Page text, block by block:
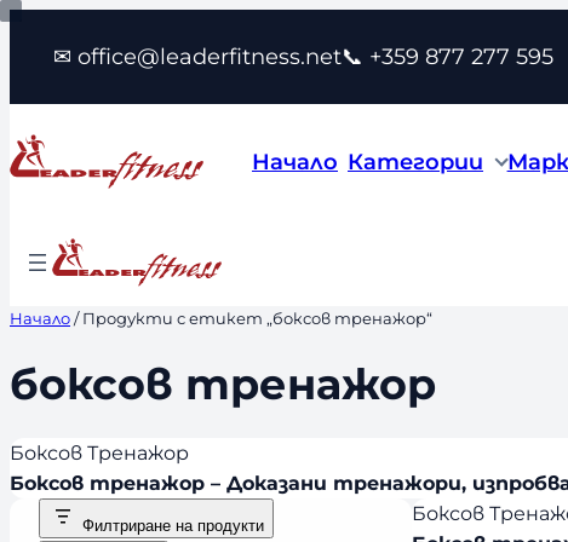
Към
съдържанието
✉ office@leaderfitness.net📞 +359 877 277 595
Начало Категории
Начало/ Продукти с етикет „боксов тренажор“
боксов тренажор
Боксов Тренажор
Боксов тренажор – Доказани тренажори,
Филтриране на продукти
Боксов